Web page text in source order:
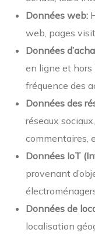
Données web:
web, pages
Données
en ligne et hors
fréquence des
Données des
réseaux
commentaires,
Données IoT
provenant
Données de
localisation